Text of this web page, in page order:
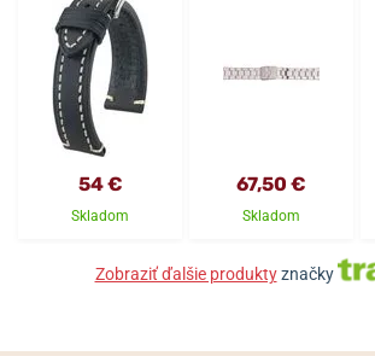
54 €
Skladom
67,50 €
Skladom
Zobraziť ďalšie produktyznačky